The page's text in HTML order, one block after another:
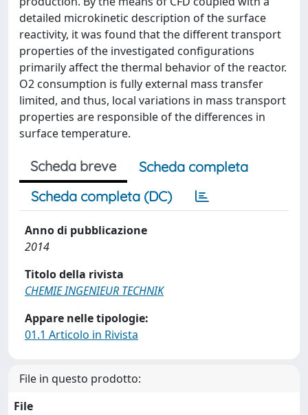
detailed microkinetic description of the surface
reactivity, it was found that the different transport
properties of the investigated configurations
primarily affect the thermal behavior of the reactor.
O2 consumption is fully external mass transfer
limited, and thus, local variations in mass transport
properties are responsible of the differences in
surface temperature.
Scheda breve
Scheda completa
Scheda completa (DC)
Anno di pubblicazione
2014
Titolo della rivista
CHEMIE INGENIEUR TECHNIK
Appare nelle tipologie:
01.1 Articolo in Rivista
File in questo prodotto:
File